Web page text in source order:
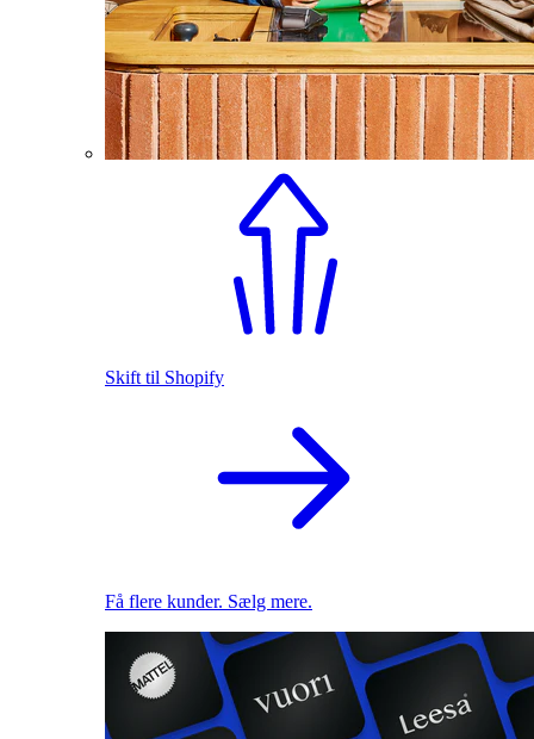
Skift til Shopify
Få flere kunder. Sælg mere.